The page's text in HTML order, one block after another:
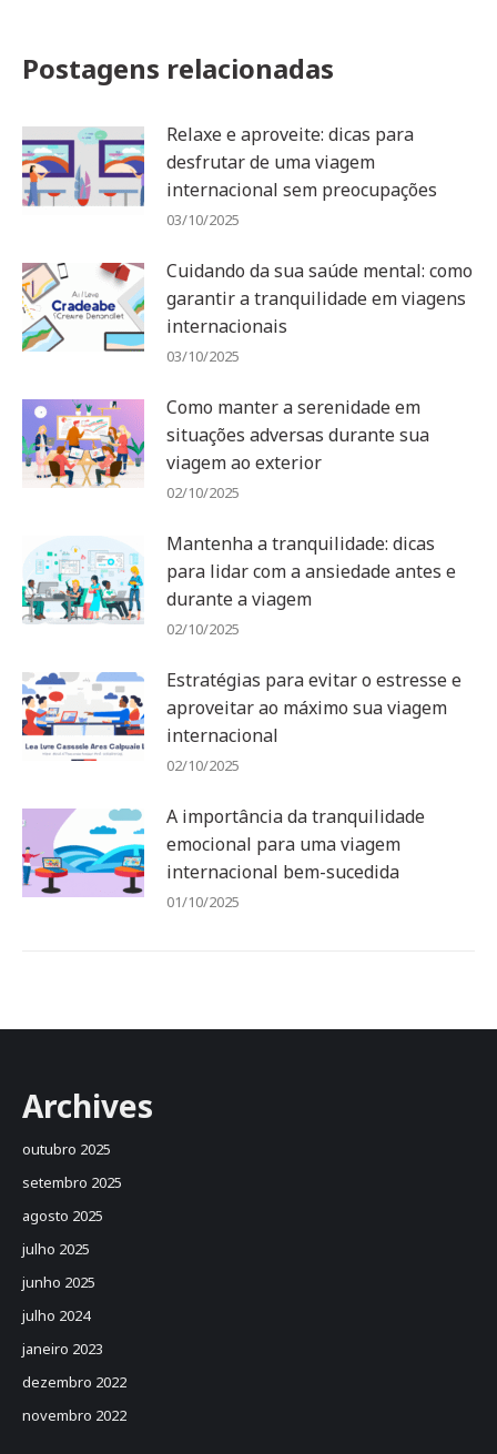
Postagens relacionadas
Relaxe e aproveite: dicas para
desfrutar de uma viagem
internacional sem preocupações
03/10/2025
Cuidando da sua saúde mental: como
garantir a tranquilidade em viagens
internacionais
03/10/2025
Como manter a serenidade em
situações adversas durante sua
viagem ao exterior
02/10/2025
Mantenha a tranquilidade: dicas
para lidar com a ansiedade antes e
durante a viagem
02/10/2025
Estratégias para evitar o estresse e
aproveitar ao máximo sua viagem
internacional
02/10/2025
A importância da tranquilidade
emocional para uma viagem
internacional bem-sucedida
01/10/2025
Archives
outubro 2025
setembro 2025
agosto 2025
julho 2025
junho 2025
julho 2024
janeiro 2023
dezembro 2022
novembro 2022